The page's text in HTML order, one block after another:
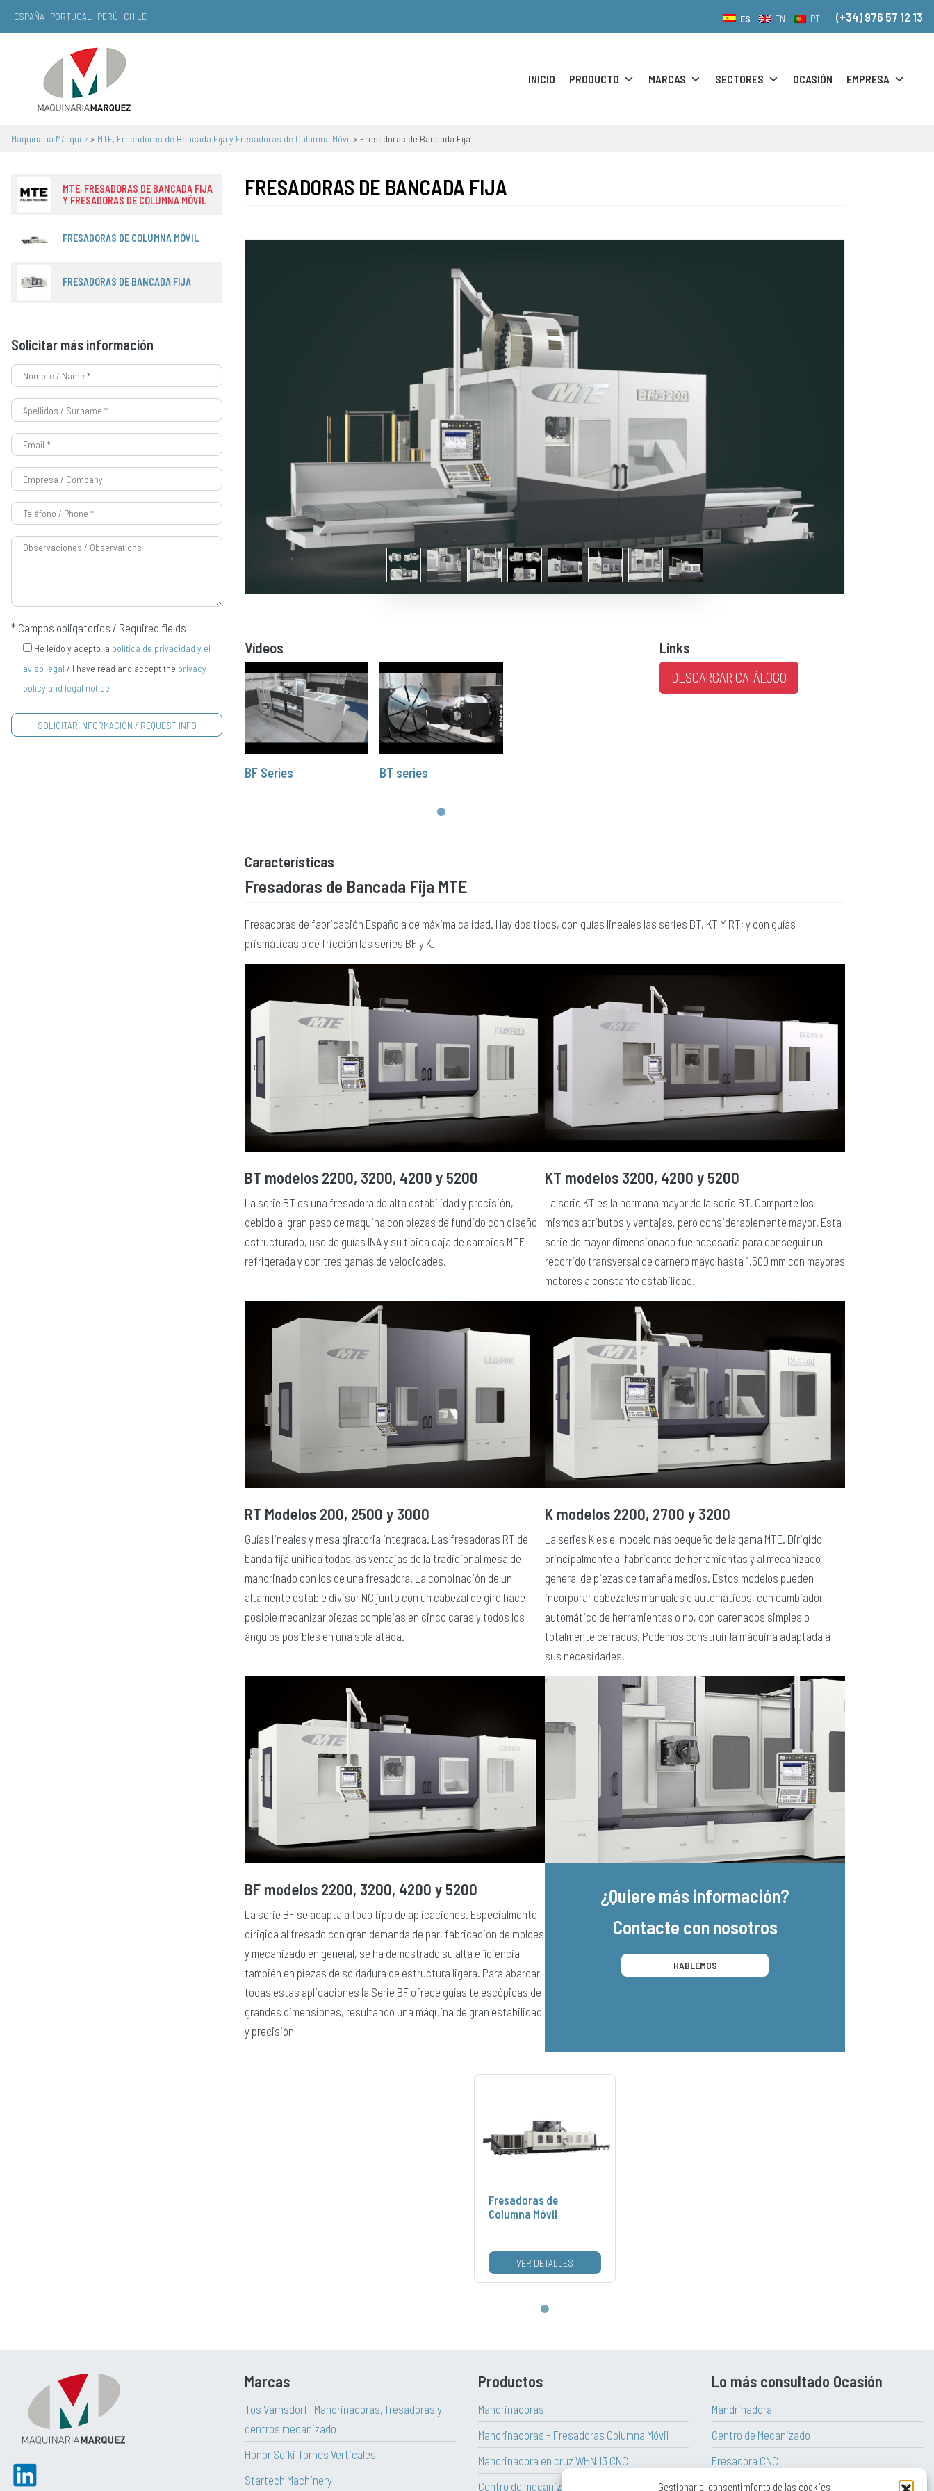
Gestionar el consentimiento de las cookies
ESPAÑA PORTUGAL PERÚ CHILE ES EN PT (+34) 976 57 12 13
Navegación principal
INICIO PRODUCTO MARCAS SECTORES OCASIÓN EMPRESA
Maquinaria Márquez > MTE, Fresadoras de Bancada Fija y Fresadoras de Columna Móvil > Fresadoras de Bancada Fija
MTE, FRESADORAS DE BANCADA FIJA
Y FRESADORAS DE COLUMNA MÓVIL
FRESADORAS DE COLUMNA MÓVIL
FRESADORAS DE BANCADA FIJA
Solicitar más información
* Campos obligatorios / Required fields
He leído y acepto la política de privacidad y el
aviso legal / I have read and accept the privacy
policy and legal notice
FRESADORAS DE BANCADA FIJA
Vídeos
BF Series BT series
Links
DESCARGAR CATÁLOGO
Características
Fresadoras de Bancada Fija MTE
Fresadoras de fabricación Española de máxima calidad. Hay dos tipos, con guías lineales las series BT, KT Y RT; y con guías
prismáticas o de fricción las series BF y K.
BT modelos 2200, 3200, 4200 y 5200
La serie BT es una fresadora de alta estabilidad y precisión,
debido al gran peso de maquina con piezas de fundido con diseño
estructurado, uso de guías INA y su típica caja de cambios MTE
refrigerada y con tres gamas de velocidades.
KT modelos 3200, 4200 y 5200
La serie KT es la hermana mayor de la serie BT. Comparte los
mismos atributos y ventajas, pero considerablemente mayor. Esta
serie de mayor dimensionado fue necesaria para conseguir un
recorrido transversal de carnero mayo hasta 1.500 mm con mayores
motores a constante estabilidad.
RT Modelos 200, 2500 y 3000
Guías lineales y mesa giratoria integrada. Las fresadoras RT de
banda fija unifica todas las ventajas de la tradicional mesa de
mandrinado con los de una fresadora. La combinación de un
altamente estable divisor NC junto con un cabezal de giro hace
posible mecanizar piezas complejas en cinco caras y todos los
ángulos posibles en una sola atada.
K modelos 2200, 2700 y 3200
La series K es el modelo más pequeño de la gama MTE. Dirigido
principalmente al fabricante de herramientas y al mecanizado
general de piezas de tamaña medios. Estos modelos pueden
incorporar cabezales manuales o automáticos, con cambiador
automático de herramientas o no, con carenados simples o
totalmente cerrados. Podemos construir la máquina adaptada a
sus necesidades.
BF modelos 2200, 3200, 4200 y 5200
La serie BF se adapta a todo tipo de aplicaciones. Especialmente
dirigida al fresado con gran demanda de par, fabricación de moldes
y mecanizado en general, se ha demostrado su alta eficiencia
también en piezas de soldadura de estructura ligera. Para abarcar
todas estas aplicaciones la Serie BF ofrece guías telescópicas de
grandes dimensiones, resultando una máquina de gran estabilidad
y precisión
¿Quiere más información?
Contacte con nosotros
HABLEMOS
Fresadoras de
Columna Móvil
VER DETALLES
Marcas
Tos Varnsdorf | Mandrinadoras, fresadoras y
centros mecanizado
Honor Seiki Tornos Verticales
Startech Machinery
Productos
Mandrinadoras
Mandrinadoras – Fresadoras Columna Móvil
Mandrinadora en cruz WHN 13 CNC
Centro de mecanizado vertical Haitian
Lo más consultado Ocasión
Mandrinadora
Centro de Mecanizado
Fresadora CNC
Torno Vertical